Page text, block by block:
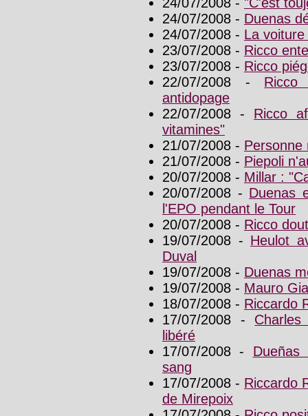
24/07/2008 - Duenas
24/07/2008 - La
23/07/2008 - Ricco
23/07/2008 - Ricco
22/07/2008 -
antidopage
22/07/2008 - Ricco
vitamines"
21/07/2008 - Personne
21/07/2008 - Piepoli
20/07/2008 - Millar :
20/07/2008 - Duenas
l'EPO pendant le Tour
20/07/2008 - Ricco
19/07/2008 - Heulot
Duval
19/07/2008 - Duenas
19/07/2008 - Mauro
18/07/2008 - Riccardo
17/07/2008 -
libéré
17/07/2008 -
sang
17/07/2008 - Riccardo
de Mirepoix